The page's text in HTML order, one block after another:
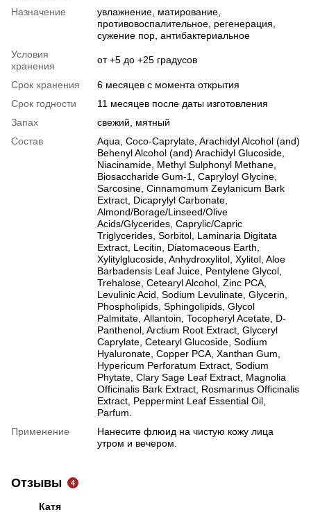
Назначение
увлажнение, матирование,
противовоспалительное, регенерация,
сужение пор, антибактериальное
Условия
хранения
от +5 до +25 градусов
Срок хранения
6 месяцев с момента открытия
Срок годности
11 месяцев после даты изготовления
Запах
свежий, мятный
Состав
Aqua, Coco-Caprylate, Arachidyl Alcohol (and)
Behenyl Alcohol (and) Arachidyl Glucoside,
Niacinamide, Methyl Sulphonyl Methane,
Biosaccharide Gum-1, Capryloyl Glycine,
Sarcosine, Cinnamomum Zeylanicum Bark
Extract, Dicaprylyl Carbonate,
Almond/Borage/Linseed/Olive
Acids/Glycerides, Caprylic/Capric
Triglycerides, Sorbitol, Laminaria Digitata
Extract, Lecitin, Diatomaceous Earth,
Xylitylglucoside, Anhydroxylitol, Xylitol, Aloe
Barbadensis Leaf Juice, Pentylene Glycol,
Trehalose, Cetearyl Alcohol, Zinc PCA,
Levulinic Acid, Sodium Levulinate, Glycerin,
Phospholipids, Sphingolipids, Glycol
Palmitate, Аllantoin, Tocopheryl Acetate, D-
Panthenol, Arctium Root Extract, Glyceryl
Caprylate, Cetearyl Gluсoside, Sodium
Hyaluronate, Copper PCA, Xanthan Gum,
Hypericum Perforatum Extract, Sodium
Phytate, Clary Sage Leaf Extract, Magnolia
Officinalis Bark Extract, Rosmarinus Officinalis
Еxtract, Peppermint Leaf Essential Oil,
Parfum.
Применение
Нанесите флюид на чистую кожу лица
утром и вечером.
Отзывы 4
Катя